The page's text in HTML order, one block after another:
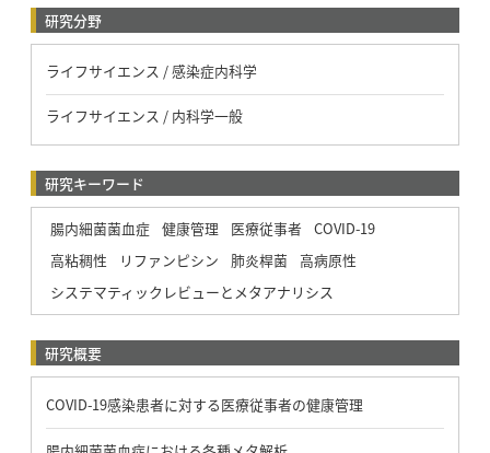
研究分野
ライフサイエンス / 感染症内科学
ライフサイエンス / 内科学一般
研究キーワード
腸内細菌菌血症 健康管理 医療従事者
COVID-19
高粘稠性
リファンピシン 肺炎桿菌
高病原性
システマティックレビューとメタアナリシス
研究概要
COVID-19感染患者に対する医療従事者の健康管理